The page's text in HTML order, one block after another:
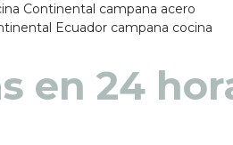
Continental campana acero
Ecuador campana cocina
en 24